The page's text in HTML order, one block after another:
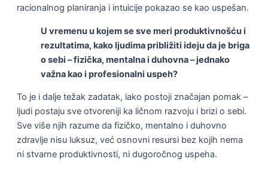
racionalnog planiranja i intuicije pokazao se kao uspešan.
U vremenu u kojem se sve meri produktivnošću i
rezultatima, kako ljudima približiti ideju da je briga
o sebi – fizička, mentalna i duhovna – jednako
važna kao i profesionalni uspeh?
To je i dalje težak zadatak, iako postoji značajan pomak –
ljudi postaju sve otvoreniji ka ličnom razvoju i brizi o sebi.
Sve više njih razume da fizičko, mentalno i duhovno
zdravlje nisu luksuz, već osnovni resursi bez kojih nema
ni stvarne produktivnosti, ni dugoročnog uspeha.